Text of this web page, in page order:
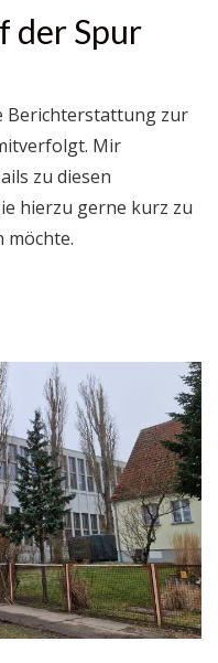
der Spur
Berichterstattung zur
Mir
zu diesen
hierzu gerne kurz zu